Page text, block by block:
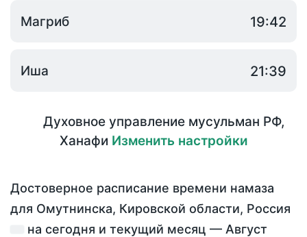
Магриб 19:42
Иша 21:39
Духовное управление мусульман РФ,
Ханафи Изменить настройки
Достоверное расписание времени намаза
для Омутнинска, Кировской области, Россия
на сегодня и текущий месяц — Август